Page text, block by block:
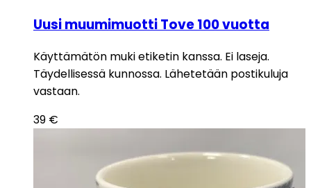
Uusi muumimuotti Tove 100 vuotta
Käyttämätön muki etiketin kanssa. Ei laseja.
Täydellisessä kunnossa. Lähetetään postikuluja
vastaan.
39 €